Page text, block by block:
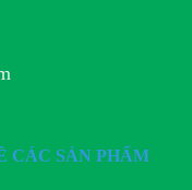
CÁC SẢN PHẨM